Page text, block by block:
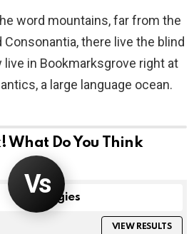
word mountains, far from the
there live the blind
in Bookmarksgrove right at
a large language ocean.
What Do You Think
Vegies
VIEW RESULTS